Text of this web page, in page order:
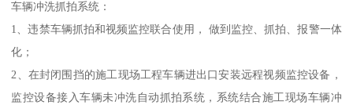
车辆冲洗抓拍系统：
1、违禁车辆抓拍和视频监控联合使用， 做到监控、抓拍、报警一体
化；
2、在封闭围挡的施工现场工程车辆进出口安装远程视频监控设备，
监控设备接入车辆未冲洗自动抓拍系统，系统结合施工现场车辆冲